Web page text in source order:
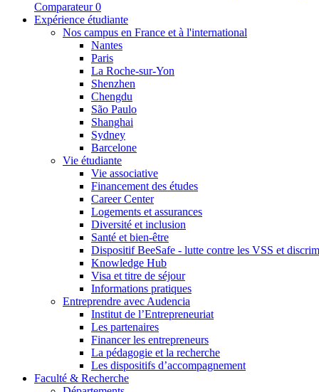
Comparateur 0
Expérience étudiante
Nos campus en France et à l'international
Nantes
Paris
La Roche-sur-Yon
Shenzhen
Chengdu
São Paulo
Shanghai
Sydney
Barcelone
Vie étudiante
Vie associative
Financement des études
Career Center
Logements et assurances
Diversité et inclusion
Santé et bien-être
Dispositif BeeSafe - lutte contre les VSS et
Knowledge Hub
Visa et titre de séjour
Informations pratiques
Entreprendre avec Audencia
Institut de l’Entrepreneuriat
Les partenaires
Financer les entrepreneurs
La pédagogie et la recherche
Les dispositifs d’accompagnement
Faculté & Recherche